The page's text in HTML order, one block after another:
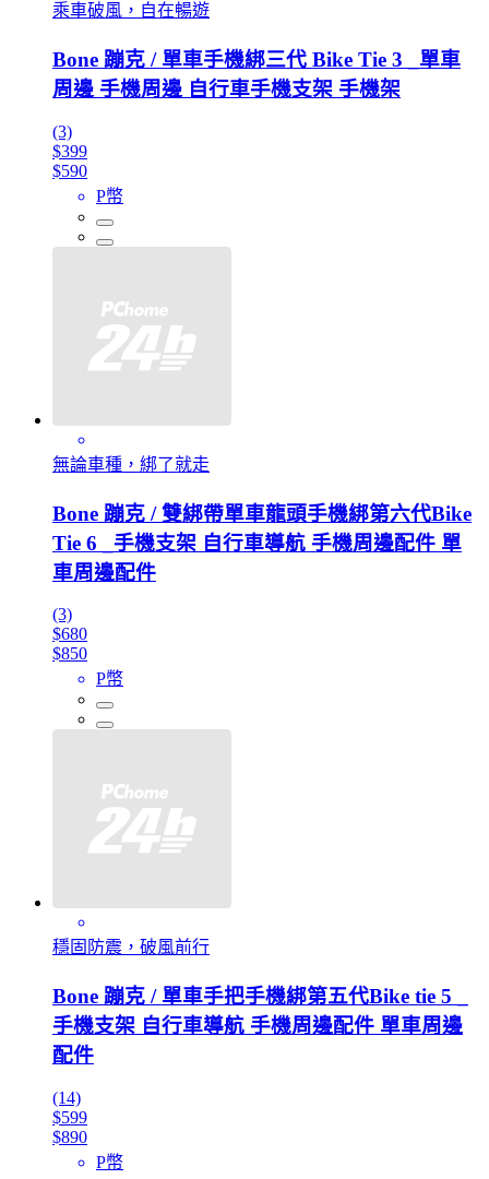
乘車破風，自在暢遊
Bone 蹦克 / 單車手機綁三代 Bike Tie 3 _單車
周邊 手機周邊 自行車手機支架 手機架
(3)
$399
$590
P幣
無論車種，綁了就走
Bone 蹦克 / 雙綁帶單車龍頭手機綁第六代Bike
Tie 6 _手機支架 自行車導航 手機周邊配件 單
車周邊配件
(3)
$680
$850
P幣
穩固防震，破風前行
Bone 蹦克 / 單車手把手機綁第五代Bike tie 5 _
手機支架 自行車導航 手機周邊配件 單車周邊
配件
(14)
$599
$890
P幣